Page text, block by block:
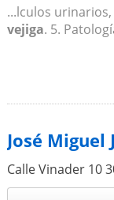
...lculos
vejiga. 5.
José Miguel
Calle Vinader 10